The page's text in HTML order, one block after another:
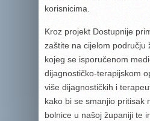
korisnicima.
Kroz projekt Dostupnije
zaštite na cijelom području
kojeg se isporučenom
dijagnostičko-terapijskom
više dijagnostičkih i
kako bi se smanjio pritisak
bolnice u našoj županiji te